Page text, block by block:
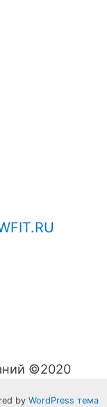
©2020
by WordPress тема